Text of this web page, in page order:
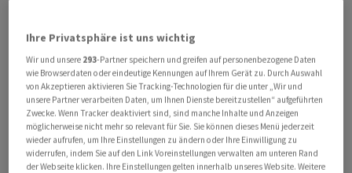
Unterhändler der EU-Staaten und des Parlaments
hatten sich bereits im November auf die neuen Regeln
verständigt, nun hat auch das Plenum des Parlaments
das Vorhaben offiziell abgesegnet. Auch die EU-Staaten
müssen noch formell zustimmen.
Ihre Privatsphäre ist uns wichtig
Wir und unsere 293-Partner speichern und greifen auf personenbezogene Daten
wie Browserdaten oder eindeutige Kennungen auf Ihrem Gerät zu. Durch Auswahl
von Akzeptieren aktivieren Sie Tracking-Technologien für die unter „Wir und
unsere Partner verarbeiten Daten, um Ihnen Dienste bereitzustellen“ aufgeführten
Zwecke. Wenn Tracker deaktiviert sind, sind manche Inhalte und Anzeigen
möglicherweise nicht mehr so relevant für Sie. Sie können dieses Menü jederzeit
wieder aufrufen, um Ihre Einstellungen zu ändern oder Ihre Einwilligung zu
widerrufen, indem Sie auf den Link Voreinstellungen verwalten am unteren Rand
der Webseite klicken. Ihre Einstellungen gelten innerhalb unseres Website. Weitere